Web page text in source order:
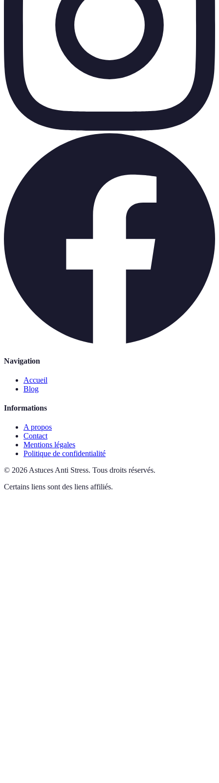
Navigation
Accueil
Blog
Informations
A propos
Contact
Mentions légales
Politique de confidentialité
© 2026Astuces Anti Stress. Tous droits réservés.
Certains liens sont des liens affiliés.